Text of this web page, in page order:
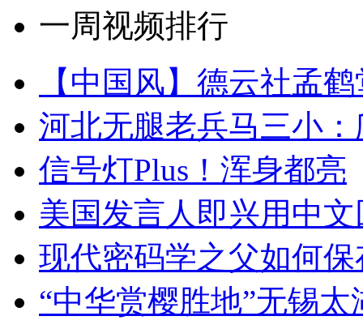
一周视频排行
【中国风】德云社孟
河北无腿老兵马三小
信号灯Plus！浑身都亮
美国发言人即兴用中
现代密码学之父如何
“中华赏樱胜地”无锡